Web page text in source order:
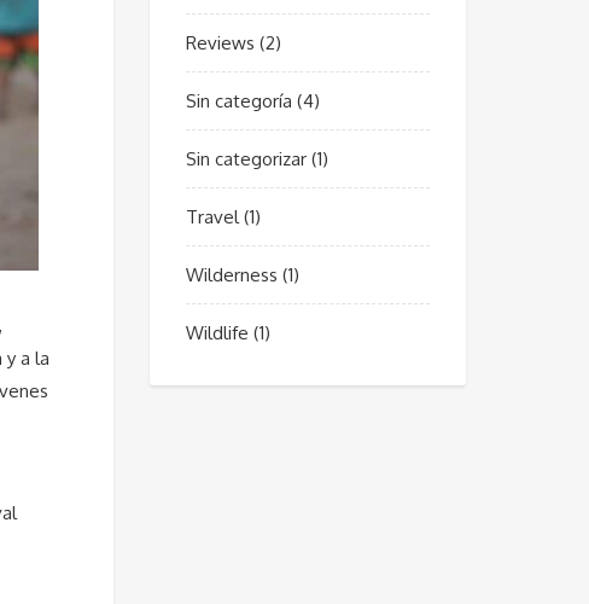
y a la
Reviews (2)
Sin categoría (4)
Sin categorizar(1)
Travel(1)
Wilderness (1)
Wildlife (1)